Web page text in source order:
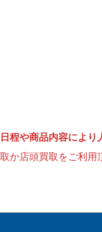
程や商品内容によ
か店頭買取をご利